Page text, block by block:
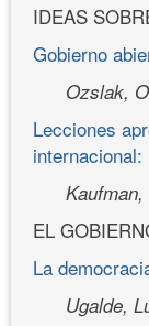
IDEAS
Gobierno
Ozslak,
Lecciones
EL
La
Ugalde,